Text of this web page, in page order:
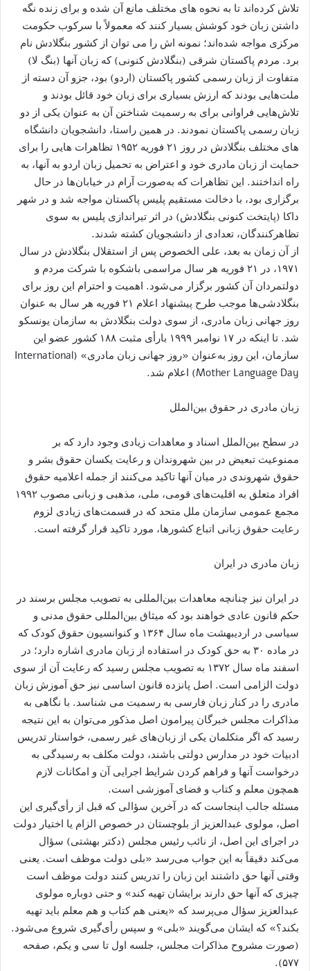
تلاش کرده‌اند تا به‌ نحوه های مختلف مانع آن شده و برای زنده نگه‌
داشتن زبان خود کوشش بسیار کنند که معمولاً با سرکوب حکومت
مرکزی مواجه شده‌اند؛ نمونه اش را می توان از کشور بنگلادش نام
برد. مردم پاکستان شرقی (بنگلادش کنونی) که زبان آنها (بنگ لا)
متفاوت از زبان رسمی کشور پاکستان (اردو) بود، جزو آن دسته از
ملت‌هایی بودند که ارزش بسیاری برای زبان خود قائل بودند و
تلاش‌هایی فراوانی برای به رسمیت شناختن آن به‌ عنوان یکی از دو
زبان رسمی پاکستان نمودند. در همین راستا، دانشجویان دانشگاه
های مختلف بنگلادش در روز ۲۱ فوریه ۱۹۵۲ تظاهرات هایی را برای
حمایت از زبان مادری خود و اعتراض به تحمیل زبان اردو به آنها، به
راه انداختند. این تظاهرات که به‌صورت آرام در خیابان‌ها در حال
برگزاری بود، با دخالت مستقیم پلیس پاکستان مواجه شد و در شهر
داکا (پایتخت کنونی بنگلادش) در اثر تیراندازی پلیس به‌ سوی
تظاهرکنندگان، تعدادی از دانشجویان کشته شدند.
از آن زمان به بعد، علی ‌الخصوص پس از استقلال بنگلادش در سال
۱۹۷۱، در ۲۱ فوریه هر سال مراسمی باشکوه با شرکت مردم و
دولتمردان آن کشور برگزار می‌شود. اهمیت و احترام این روز برای
بنگلادشی‌ها موجب طرح پیشنهاد اعلام ۲۱ فوریه هر سال به‌ عنوان
روز جهانی زبان مادری، از سوی دولت بنگلادش به سازمان یونسکو
شد. تا اینکه در ۱۷ نوامبر ۱۹۹۹ بارأی مثبت ۱۸۸ کشور عضو این
سازمان، این روز به‌عنوان «روز جهانی زبان مادری» (International
Mother Language Day) اعلام شد.
زبان مادری در حقوق بین‌الملل
در سطح بین‌الملل اسناد و معاهدات زیادی وجود دارد که بر
ممنوعیت تبعیض در بین شهروندان و رعایت یکسان حقوق بشر و
حقوق شهروندی در میان آنها تاکید می‌کنند از جمله اعلامیه حقوق
افراد متعلق به اقلیت‌های قومی، ملی، مذهبی و زبانی مصوب ۱۹۹۲
مجمع عمومی سازمان ملل متحد که در قسمت‌های زیادی لزوم
رعایت حقوق زبانی اتباع کشورها، مورد تاکید قرار گرفته است.
زبان مادری در ایران
در ایران نیز چنانچه معاهدات بین‌المللی به تصویب مجلس برسند در
حکم قانون عادی خواهند بود که میثاق بین‌المللی حقوق مدنی و
سیاسی در اردیبهشت ماه سال ۱۳۶۴ و کنوانسیون حقوق کودک که
در ماده ۳۰ به حق کودک در استفاده از زبان مادری اشاره دارد؛ در
اسفند ماه سال ۱۳۷۲ به تصویب مجلس رسید که رعایت آن از سوی
دولت الزامی است. اصل پانزده قانون اساسی نیز حق آموزش زبان
مادری را در کنار زبان فارسی به رسمیت می شناسد. با نگاهی به
مذاکرات مجلس خبرگان پیرامون اصل مذکور می‌توان به این نتیجه
رسید که اگر متکلمان یکی از زبان‌های غیر رسمی، خواستار تدریس
ادبیات خود در مدارس دولتی باشند، دولت مکلف به رسیدگی به
درخواست آنها و فراهم کردن شرایط اجرایی آن و امکانات لازم
همچون معلم و کتاب و فضای آموزشی است.
مسئله جالب اینجاست که در آخرین سؤالی که قبل از رأی‌گیری این
اصل، مولوی عبدالعزیز از بلوچستان در خصوص الزام یا اختیار دولت
در اجرای این اصل، از نائب رئیس مجلس (دکتر بهشتی) سؤال
می‌کند دقیقاً به این جواب می‌رسد «بلی دولت موظف است. یعنی
وقتی آنها حق داشتند این زبان را تدریس کنند دولت موظف است
چیزی که آنها حق دارند برایشان تهیه کند» و حتی دوباره مولوی
عبدالعزیز سؤال می‌پرسد که «یعنی هم کتاب و هم معلم باید تهیه
بکند؟» که ایشان می‌گویند «بلی» و سپس رأی‌گیری شروع می‌شود.
(صورت مشروح مذاکرات مجلس، جلسه اول تا سی و یکم، صفحه
۵۷۷).